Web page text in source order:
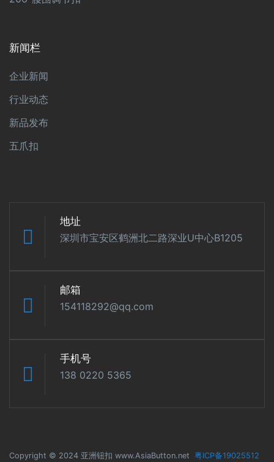
新闻栏
企业新闻
行业动态
新品发布
五爪扣
地址
深圳市宝安区鹤洲北二路深业U中心B1205
邮箱
154118292@qq.com
手机号
138 0220 5365
Copyright © 2024 亚洲钮扣 www.AsiaButton.net 粤ICP备19025512